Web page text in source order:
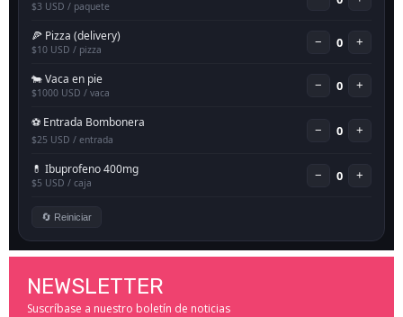
NEWSLETTER
Suscríbase a nuestro boletín de noticias